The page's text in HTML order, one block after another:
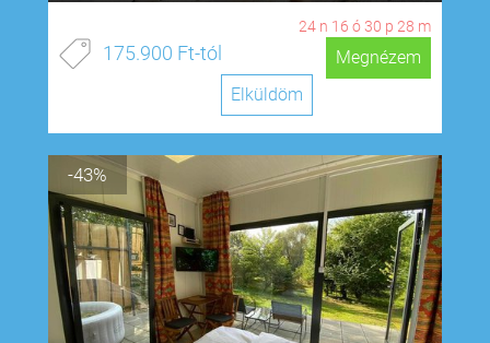
24 n 16 ó30 p 27 m
175.900 Ft-tól
Megnézem
Elküldöm
-43%